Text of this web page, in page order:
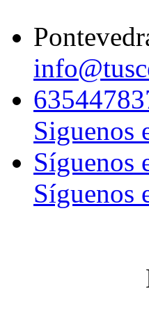
Siguenos
Síguenos
Síguenos